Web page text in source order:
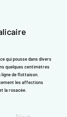
qui pousse dans divers
quelques centimètres
ligne de flottaison.
les affections
la rosacée.